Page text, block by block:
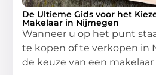
De Ultieme Gids voor het
Makelaar in Nijmegen
Wanneer u op het punt
te kopen of te verkopen in
de keuze van een makelaar